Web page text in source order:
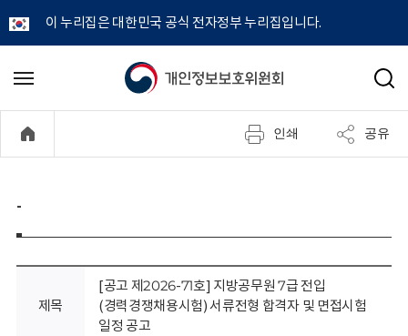
이 누리집은 대한민국 공식 전자정부 누리집입니다.
개
정
보
호
위
메
기
검
인쇄 공유
-
제목
[공고 제2026-71호] 지방공무원 7급 전입
(경력경쟁채용시험) 서류전형 합격자 및 면접시험
일정 공고